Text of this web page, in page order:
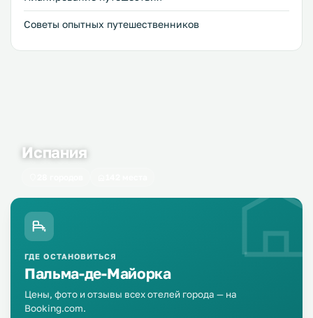
Советы опытных путешественников
Испания
ГДЕ ОСТАНОВИТЬСЯ
Пальма-де-Майорка
Цены, фото и отзывы всех отелей города — на
Booking.com.